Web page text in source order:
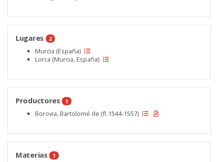
Lugares 2
Murcia (España)
Lorca (Murcia, España)
Productores 1
Borovia, Bartolomé de (fl.1544-1557)
Materias 1